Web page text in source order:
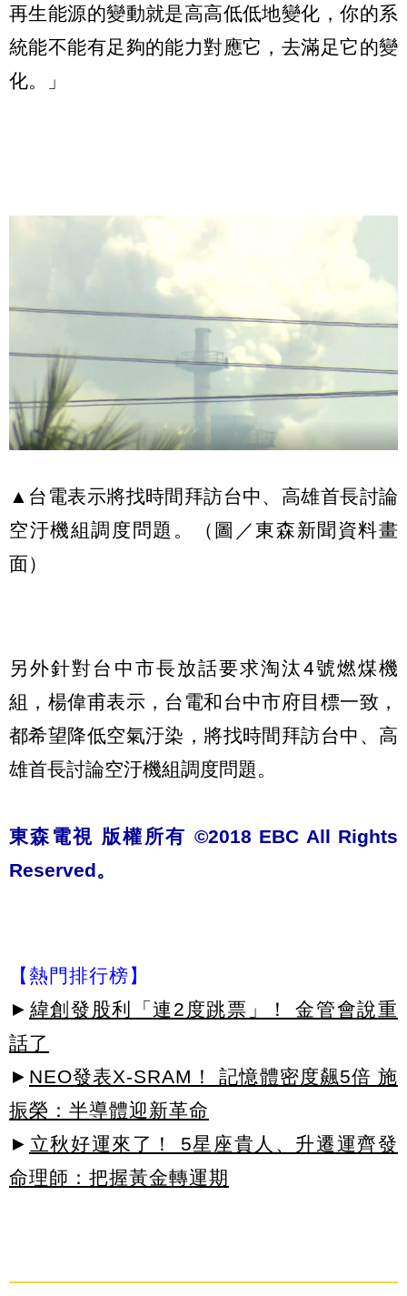
再生能源的變動就是高高低低地變化，你的系
統能不能有足夠的能力對應它，去滿足它的變
化。」
▲台電表示將找時間拜訪台中、高雄首長討論
空汙機組調度問題。（圖／東森新聞資料畫
面）
另外針對台中市長放話要求淘汰4號燃煤機
組，楊偉甫表示，台電和台中市府目標一致，
都希望降低空氣汙染，將找時間拜訪台中、高
雄首長討論空汙機組調度問題。
東森電視 版權所有 ©2018 EBC All Rights
Reserved。
【熱門排行榜】
► 緯創發股利「連2度跳票」！ 金管會說重
話了
► NEO發表X-SRAM！ 記憶體密度飆5倍 施
振榮：半導體迎新革命
► 立秋好運來了！ 5星座貴人、升遷運齊發
命理師：把握黃金轉運期